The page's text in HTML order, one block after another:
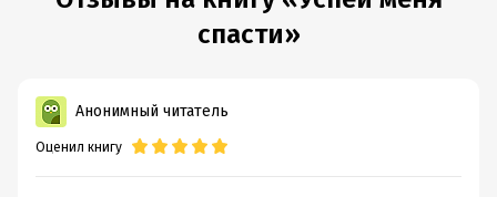
спасти»
Анонимный читатель
Оценил книгу